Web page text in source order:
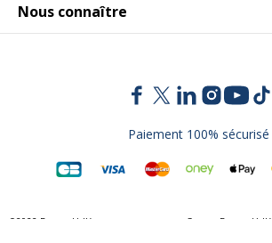
Nous connaître
Paiement 100% sécurisé
©2022 Bureau Vallée Groupe Bureau Vallée